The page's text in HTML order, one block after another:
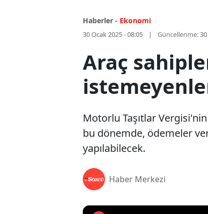
Haberler - Ekonomi
30 Ocak 2025 - 08:05 Güncellenme:
Araç
Motorlu Taşıtlar
bu dönemde, ödemeler
yapılabilecek.
Haber Merkezi